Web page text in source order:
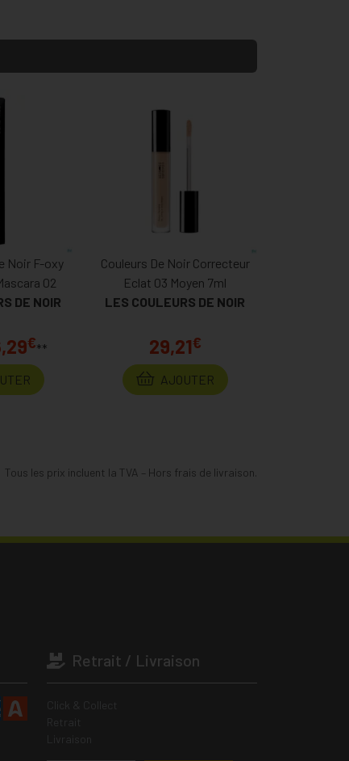
Noir F-oxy
02
DE NOIR
€**
Couleurs De Noir Correcteur
Eclat 03 Moyen 7ml
LES COULEURS DE NOIR
29,21€
AJOUTER
Tous les prix incluent la TVA – Hors frais de livraison.
Retrait / Livraison